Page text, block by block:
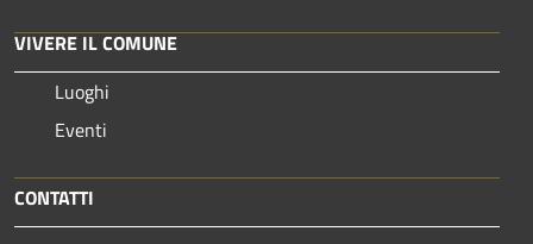
VIVERE IL COMUNE
Luoghi
Eventi
CONTATTI